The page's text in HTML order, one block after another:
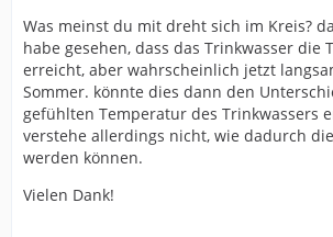
Was meinst du mit dreht sich im Kreis?
habe gesehen, dass das Trinkwasser die
erreicht, aber wahrscheinlich jetzt
Sommer. könnte dies dann den
gefühlten Temperatur des Trinkwassers
verstehe allerdings nicht, wie dadurch
werden können.
Vielen Dank!